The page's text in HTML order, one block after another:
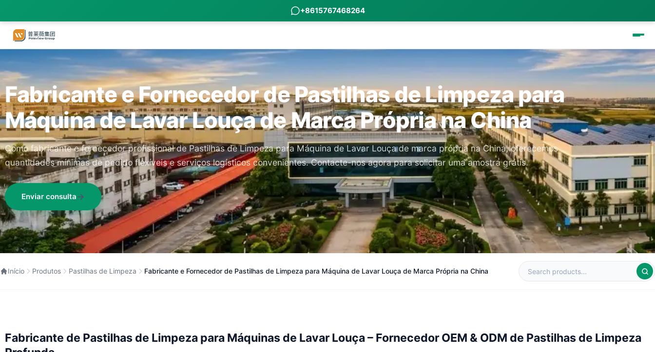
+8615767468264
Fabricante e Fornecedor de Pastilhas de Limpeza para
Máquina de Lavar Louça de Marca Própria na China
Como fabricante e fornecedor profissional de Pastilhas de Limpeza para Máquina de Lavar Louça de marca própria na China, oferecemos
quantidades mínimas de pedido flexíveis e serviços logísticos convenientes. Contacte-nos agora para solicitar uma amostra grátis.
Enviar consulta
Início Produtos Pastilhas de Limpeza Fabricante e Fornecedor de Pastilhas de Limpeza para Máquina de Lavar Louça de Marca Própria na China
Fabricante de Pastilhas de Limpeza para Máquinas de Lavar Louça – Fornecedor OEM & ODM de Pastilhas de Limpeza